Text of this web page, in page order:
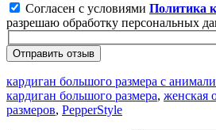
Согласен с условиями Политика
разрешаю обработку персональных
Отправить отзыв
кардиган большого размера с
кардиган большого размера, женская
размеров, PepperStyle